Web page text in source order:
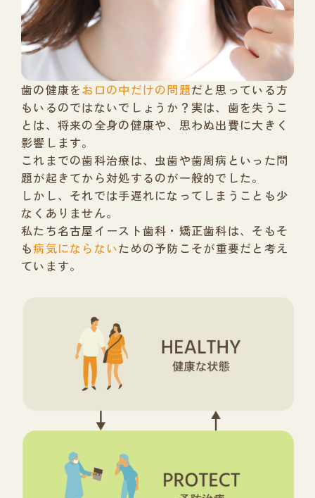
歯の健康をお口の中だけの問題だと思っている方
もいるのではないでしょうか？ 実は、歯を失うこ
とは、将来の全身の健康や、 思わぬ出費に大きく
影響します。
これまでの歯科治療は、虫歯や歯周病といった問
題が起きてから対処するのが一般的でした。
しかし、それでは手遅れになってしまうことも少
なくありません。
私たち名古屋イースト歯科・矯正歯科は、 そもそ
も病気にならないための予防こそが重要だと考え
ています。